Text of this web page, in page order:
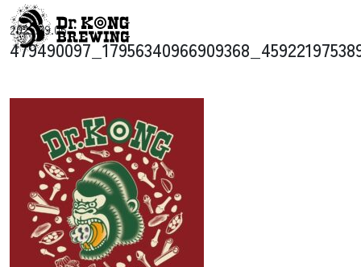
コンテンツへスキップ
メインナビゲーション
2025.09.05